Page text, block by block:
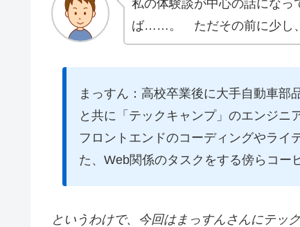
私の体験談が中心の話になっ
ば……。 ただその前に少し
まっすん：高校卒業後に大手自動車部
と共に「テックキャンプ」のエンジニ
フロントエンドのコーディングやライ
た、Web関係のタスクをする傍らコー
というわけで、今回はまっすんさんにテッ